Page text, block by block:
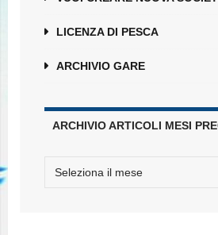
LICENZA DI PESCA
ARCHIVIO GARE
ARCHIVIO ARTICOLI MESI